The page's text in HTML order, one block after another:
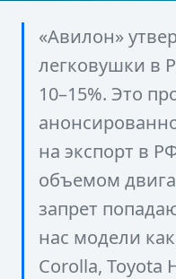
«Авилон»
легковушки в
10–15%. Это
на экспорт в
объемом
запрет
нас модели
Corolla, Toyota